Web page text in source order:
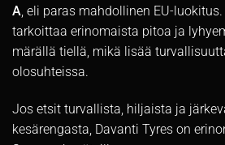
A, eli paras mahdollinen EU-
tarkoittaa erinomaista pitoa ja
märällä tiellä, mikä lisää
olosuhteissa.
Jos etsit turvallista, hiljaista ja
kesärengasta, Davanti Tyres on